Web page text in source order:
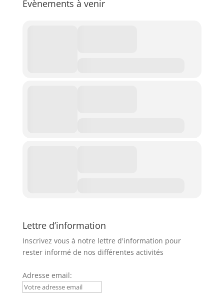
Evènements à venir
Lettre d’information
Inscrivez vous à notre lettre d'information pour
rester informé de nos différentes activités
Adresse email: